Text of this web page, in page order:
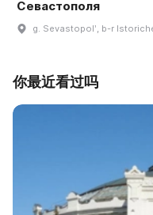
Севастополя
g. Sevastopolʹ, b-r
你最近看过吗